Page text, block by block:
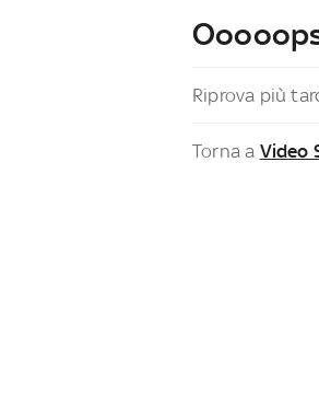
Riprova più
Torna a Video